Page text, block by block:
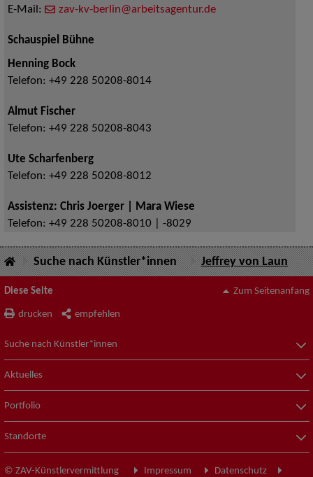
E-Mail:
zav-kv-berlin@arbeitsagentur.de
Schauspiel Bühne
Henning Bock
Telefon: +49 228 50208-8014
Almut Fischer
Telefon: +49 228 50208-8043
Ute Scharfenberg
Telefon: +49 228 50208-8012
Assistenz: Chris Joerger | Mara Wiese
Telefon: +49 228 50208-8010 | -8029
Suche nach Künstler*innen Jeffrey von Laun
Diese Seite
drucken empfehlen
Zum Seitenanfang
Suche nach Künstler*innen
Aktuelles
Portfolio
Standorte
© ZAV-Künstlervermittlung Impressum Datenschutz